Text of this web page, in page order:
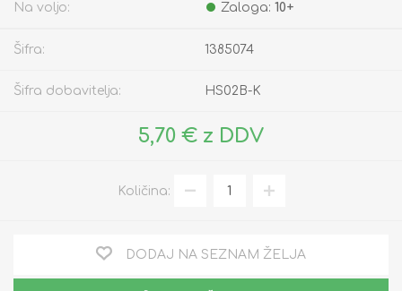
Na voljo: Zaloga: 10+
Šifra: 1385074
Šifra dobavitelja: HS02B-K
5,70 € z DDV
Količina:
DODAJ NA SEZNAM ŽELJA